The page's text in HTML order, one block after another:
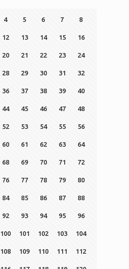
4 5 6 7 8
12 13 14 15 16
20 21 22 23 24
28 29 30 31 32
36 37 38 39 40
44 45 46 47 48
52 53 54 55 56
60 61 62 63 64
68 69 70 71 72
76 77 78 79 80
84 85 86 87 88
92 93 94 95 96
100 101 102 103 104
108 109 110 111 112